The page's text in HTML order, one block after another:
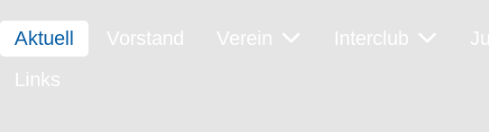
Aktuell Vorstand Verein Interclub
Links